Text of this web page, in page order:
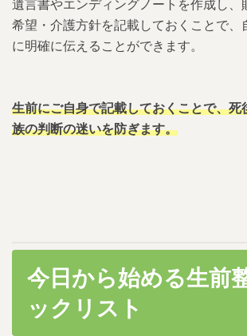
遺言書やエンディングノートを作成し、
希望・介護方針を記載しておくことで、
に明確に伝えることができます。
生前にご自身で記載しておくことで、死
族の判断の迷いを防ぎます。
今日から始める生前
ックリスト